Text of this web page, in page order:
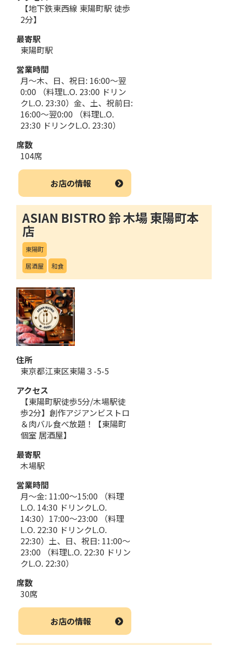
【地下鉄東西線 東陽町駅 徒歩
2分】
最寄駅
東陽町駅
営業時間
月～木、日、祝日: 16:00～翌
0:00 （料理L.O. 23:00 ドリン
クL.O. 23:30）金、土、祝前日:
16:00～翌0:00 （料理L.O.
23:30 ドリンクL.O. 23:30）
席数
104席
お店の情報
ASIAN BISTRO 鈴 木場 東陽町本
店
東陽町
居酒屋
和食
住所
東京都江東区東陽３-5-5
アクセス
【東陽町駅徒歩5分/木場駅徒
歩2分】創作アジアンビストロ
＆肉バル食べ放題！【東陽町
個室 居酒屋】
最寄駅
木場駅
営業時間
月～金: 11:00～15:00 （料理
L.O. 14:30 ドリンクL.O.
14:30）17:00～23:00 （料理
L.O. 22:30 ドリンクL.O.
22:30）土、日、祝日: 11:00～
23:00 （料理L.O. 22:30 ドリン
クL.O. 22:30）
席数
30席
お店の情報